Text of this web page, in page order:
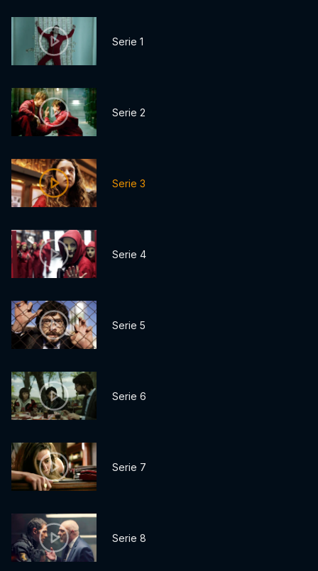
Serie 1
Serie 2
Serie 3
Serie 4
Serie 5
Serie 6
Serie 7
Serie 8